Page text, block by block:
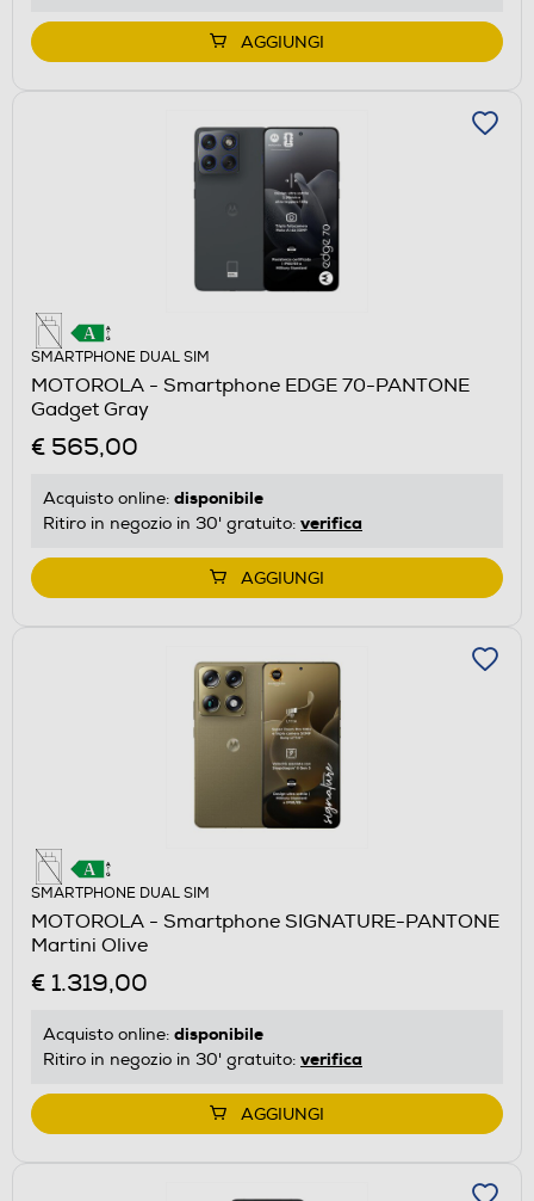
AGGIUNGI
SMARTPHONE DUAL SIM
MOTOROLA - Smartphone EDGE 70-PANTONE
Gadget Gray
€ 565,00
Acquisto online: disponibile
Ritiro in negozio in 30' gratuito: verifica
AGGIUNGI
SMARTPHONE DUAL SIM
MOTOROLA - Smartphone SIGNATURE-PANTONE
Martini Olive
€ 1.319,00
Acquisto online: disponibile
Ritiro in negozio in 30' gratuito: verifica
AGGIUNGI